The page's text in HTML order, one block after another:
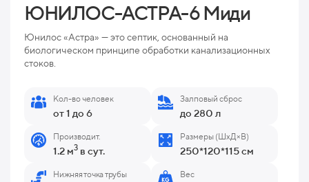
ЮНИЛОС-АСТРА-6 Миди
Юнилос «Астра» — это септик, основанный на
биологическом принципе обработки канализационных
стоков.
Кол-во человек
от 1 до 6
Залповый сброс
до 280 л
Производит.
1.2 м3 в сут.
Размеры (ШхД×В)
250*120*115 см
Нижняя точка трубы Вес